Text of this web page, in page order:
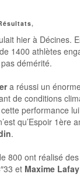
,
hier à
1400 athlètes
démérité.
a réussi un
de conditions
cette performance
qu’Espoir 1ère
.
800 ont réalisé
et Maxime Lafay